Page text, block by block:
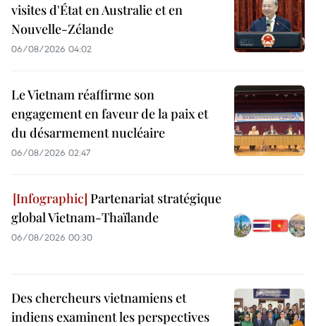
visites d'État en Australie et en
Nouvelle-Zélande
06/08/2026 04:02
Le Vietnam réaffirme son
engagement en faveur de la paix et
du désarmement nucléaire
06/08/2026 02:47
Partenariat stratégique
global Vietnam-Thaïlande
06/08/2026 00:30
Des chercheurs vietnamiens et
indiens examinent les perspectives